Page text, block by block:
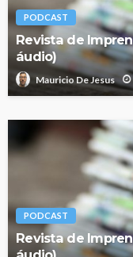
PODCAST
Revista de
áudio)
Mauricio De Jesus
PODCAST
Revista de